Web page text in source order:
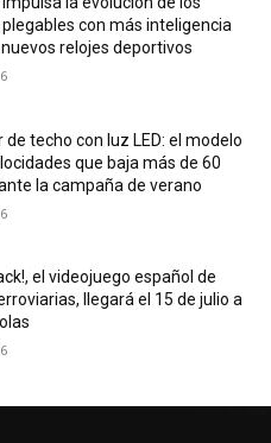
con más inteligencia
relojes deportivos
de techo con luz LED: el modelo
que baja más de 60
la campaña de verano
el videojuego español de
llegará el 15 de julio a